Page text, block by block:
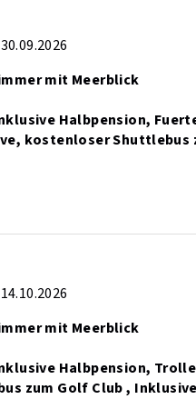
mit Meerblick
Halbpension,
kostenloser Shuttlebus
mit Meerblick
Halbpension,
zum Golf Club ,